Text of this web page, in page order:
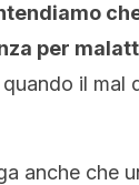
per
il mal
anche che